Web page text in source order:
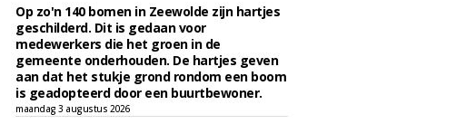
Op zo'n 140 bomen in Zeewolde zijn hartjes
geschilderd. Dit is gedaan voor
medewerkers die het groen in de
gemeente onderhouden. De hartjes geven
aan dat het stukje grond rondom een boom
is geadopteerd door een buurtbewoner.
maandag 3 augustus 2026